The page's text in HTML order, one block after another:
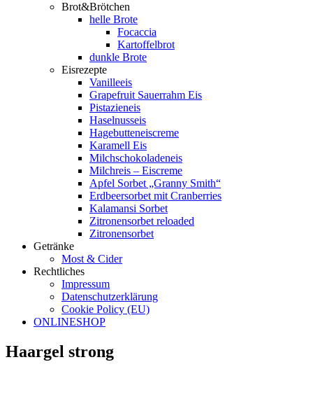
Brot&Brötchen
helle Brote
Focaccia
Kartoffelbrot
dunkle Brote
Eisrezepte
Vanilleeis
Grapefruit Sauerrahm Eis
Pistazieneis
Haselnusseis
Hagebutteneiscreme
Karamell Eis
Milchschokoladeneis
Milchreis – Eiscreme
Apfel Sorbet „Granny Smith“
Erdbeersorbet mit Cranberries
Kalamansi Sorbet
Zitronensorbet reloaded
Zitronensorbet
Getränke
Most & Cider
Rechtliches
Impressum
Datenschutzerklärung
Cookie Policy (EU)
ONLINESHOP
Haargel strong